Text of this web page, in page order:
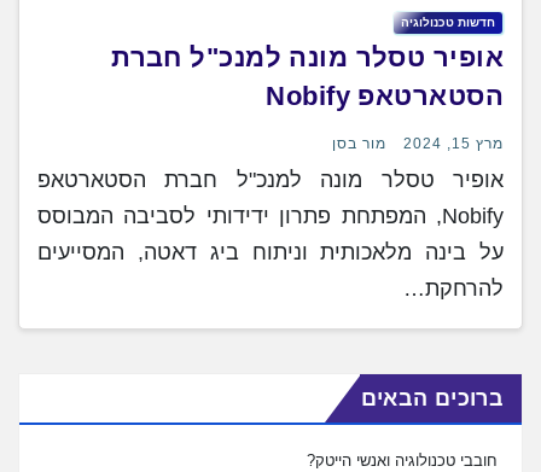
חדשות טכנולוגיה
אופיר טסלר מונה למנכ"ל חברת
הסטארטאפ Nobify
מרץ 15, 2024 מור בסן
אופיר טסלר מונה למנכ"ל חברת הסטארטאפ
Nobify, המפתחת פתרון ידידותי לסביבה המבוסס
על בינה מלאכותית וניתוח ביג דאטה, המסייעים
להרחקת…
ברוכים הבאים
חובבי טכנולוגיה ואנשי הייטק?